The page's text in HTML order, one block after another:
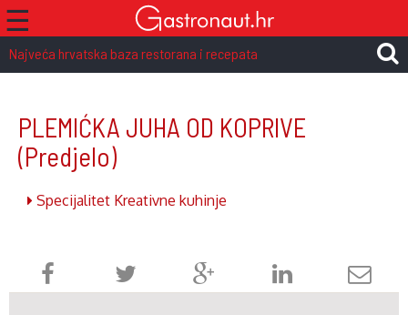
☰
Najveća hrvatska baza restorana i recepata
PLEMIĆKA JUHA OD KOPRIVE
(Predjelo)
Specijalitet Kreativne kuhinje